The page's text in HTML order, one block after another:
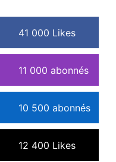
41 000 Likes
11 000 abonnés
10 500 abonnés
12 400 Likes